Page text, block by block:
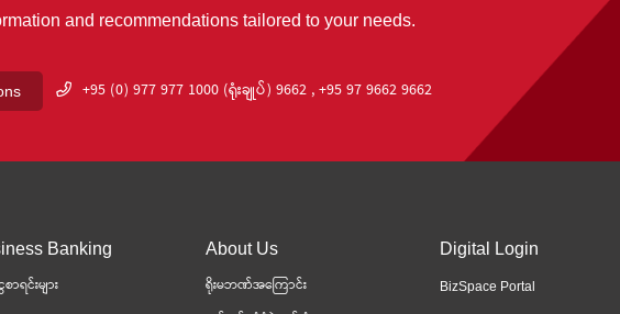
and recommendations tailored to your needs.
+95 (0) 977 977 1000 (ရုံးချုပ်) 9662 , +95 97 9662 9662
Banking
ရင်းများ
About Us
ရိုးမဘဏ်အကြောင်း
Digital Login
BizSpace Portal